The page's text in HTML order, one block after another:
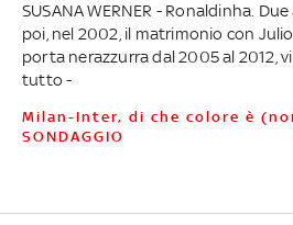
SUSANA WERNER - Ronaldinha.
poi, nel 2002, il matrimonio con
porta nerazzurra dal 2005 al 2012,
tutto -
Milan-Inter, di che colore è (non solo) Milano? IL
SONDAGGIO